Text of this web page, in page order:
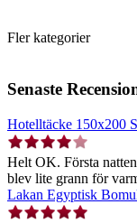
Fler kategorier
Senaste
Hotelltäcke 150x200
Helt OK. Första
blev lite grann för
Lakan Egyptisk